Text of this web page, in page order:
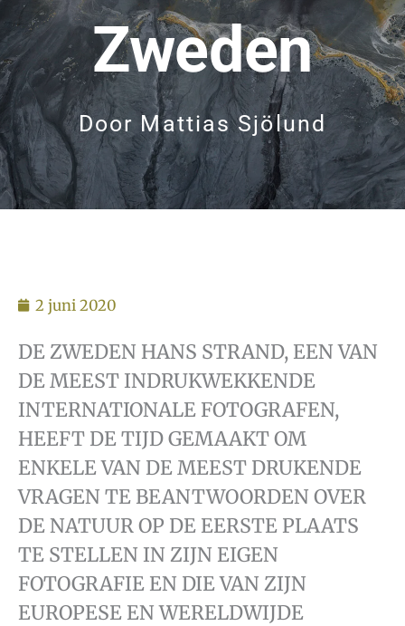
Zweden
Door Mattias Sjölund
2 juni 2020
DE ZWEDEN HANS STRAND, EEN VAN
DE MEEST INDRUKWEKKENDE
INTERNATIONALE FOTOGRAFEN,
HEEFT DE TIJD GEMAAKT OM
ENKELE VAN DE MEEST DRUKENDE
VRAGEN TE BEANTWOORDEN OVER
DE NATUUR OP DE EERSTE PLAATS
TE STELLEN IN ZIJN EIGEN
FOTOGRAFIE EN DIE VAN ZIJN
EUROPESE EN WERELDWIJDE